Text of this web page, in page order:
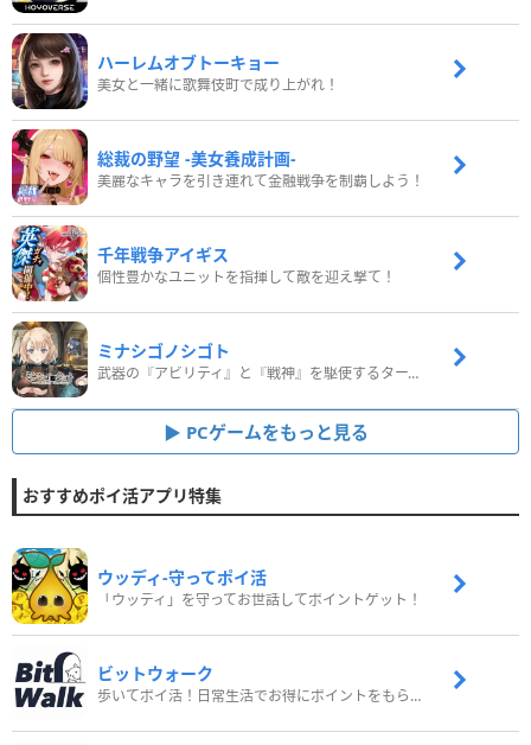
ハーレムオブトーキョー
美女と一緒に歌舞伎町で成り上がれ！
総裁の野望 -美女養成計画-
美麗なキャラを引き連れて金融戦争を制覇しよう！
千年戦争アイギス
個性豊かなユニットを指揮して敵を迎え撃て！
ミナシゴノシゴト
武器の『アビリティ』と『戦神』を駆使するターン制コマンドバトルRPG！
PCゲームをもっと見る
おすすめポイ活アプリ特集
ウッディ‐守ってポイ活
「ウッディ」を守ってお世話してポイントゲット！
ビットウォーク
歩いてポイ活！日常生活でお得にポイントをもらおう